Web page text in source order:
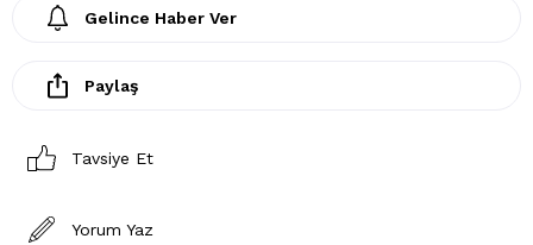
Gelince Haber Ver
Paylaş
Tavsiye Et
Yorum Yaz